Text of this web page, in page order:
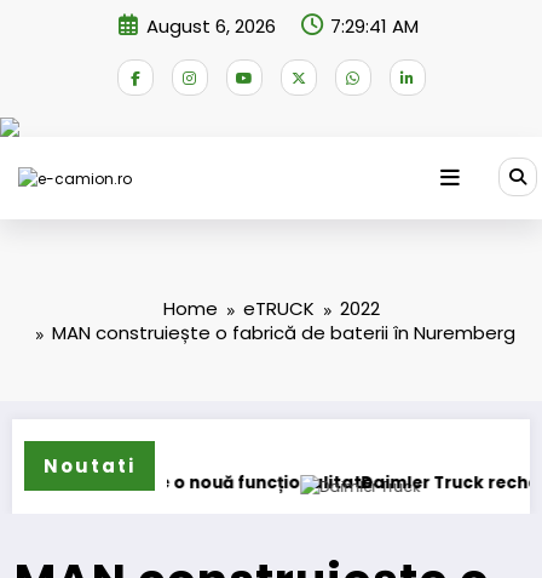
August 6, 2026 7:29:41 AM
Home eTRUCK
2022
MAN construiește o fabrică de baterii în Nuremberg
Noutati
Daimler Truck recheamă în service peste